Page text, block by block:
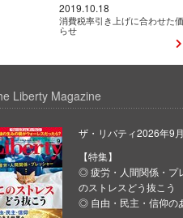
2019.10.18
消費税率引き上げに合わせた
らせ
Liberty Magazine
ザ・リバティ2026年9
【特集】
◎ 疲労・人間関係・プ
のストレスどう抜こう
◎ 自由・民主・信仰の